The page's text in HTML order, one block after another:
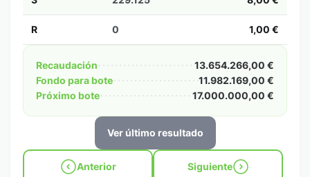
R 0 1,00 €
Recaudación
13.654.266,00 €
Fondo para bote
11.982.169,00 €
Próximo bote
17.000.000,00 €
Ver último resultado
Anterior Siguiente